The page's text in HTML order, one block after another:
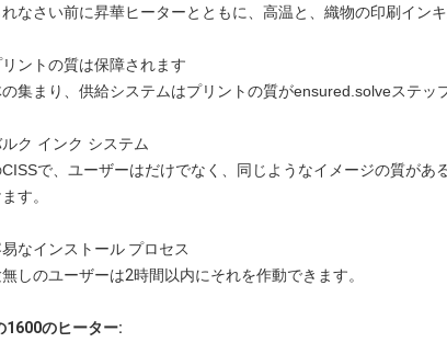
なさい前に昇華ヒーターとともに、高温と、 織物の印刷イン
リントの質は保障されます
集まり、供給システムはプリントの質がensured.solveステッ
ク インク システム
CISSで、ユーザーはだけでなく、同じようなイメージの質が
す。
なインストール プロセス
しのユーザーは2時間以内にそれを作動できます。
1600のヒーター: